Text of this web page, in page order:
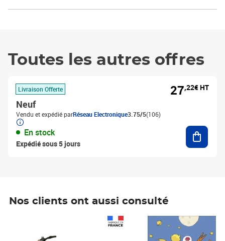
Toutes les autres offres
Livraison Offerte
Neuf
Vendu et expédié parRéseau Electronique3.75/5(106)
En stock
Expédié sous 5 jours
27,22€ HT
Nos clients ont aussi consulté
Prix 6,25€ HT